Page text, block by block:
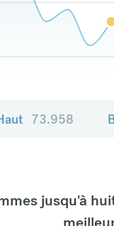
73.958
jusqu'à